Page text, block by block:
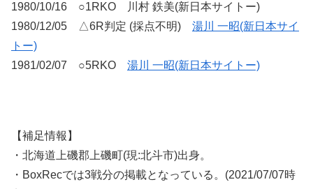
1980/10/16 ○1RKO 川村 鉄美(新日本サイトー)
1980/12/05 △6R判定 (採点不明) 湯川 一昭(新日本サイ
トー)
1981/02/07 ○5RKO 湯川 一昭(新日本サイトー)
【補足情報】
・北海道上磯郡上磯町(現:北斗市)出身。
・BoxRecでは3戦分の掲載となっている。(2021/07/07時